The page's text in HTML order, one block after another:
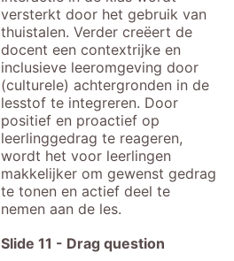
versterkt door het gebruik van
thuistalen. Verder creëert de
docent een contextrijke en
inclusieve leeromgeving door
(culturele) achtergronden in de
lesstof te integreren. Door
positief en proactief op
leerlinggedrag te reageren,
wordt het voor leerlingen
makkelijker om gewenst gedrag
te tonen en actief deel te
nemen aan de les.
Slide 11 - Drag question